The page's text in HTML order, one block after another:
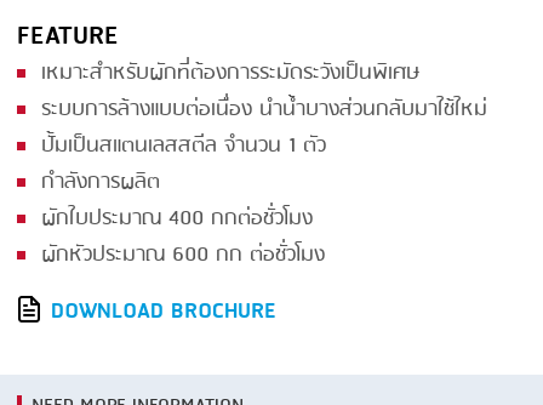
FEATURE
เหมาะสำหรับผักที่ต้องการระมัดระวังเป็นพิเศษ
ระบบการล้างแบบต่อเนื่อง นำน้ำบางส่วนกลับมาใช้ใหม่
ปั้มเป็นสแตนเลสสตีล จำนวน 1 ตัว
กำลังการผลิต
ผักใบประมาณ 400 กกต่อชั่วโมง
ผักหัวประมาณ 600 กก ต่อชั่วโมง
DOWNLOAD BROCHURE